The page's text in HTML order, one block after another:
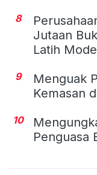
8
Jutaan
Latih
9
Menguak
Kemasan
10
Penguasa